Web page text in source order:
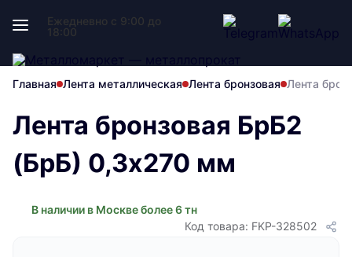
Ежедневно с 9:00 до
18:00
Главная Лента металлическая Лента бронзовая Лента
Лента бронзовая БрБ2
(БрБ) 0,3х270 мм
В наличии в Москве более 6 тн
Код товара: FKP-328502